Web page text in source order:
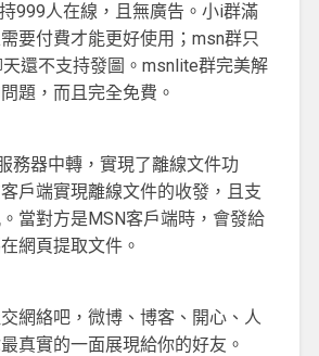
999人在線，且無廣告。小i群滿
要付費才能更好使用；msn群只
還不支持發圖。msnlite群完美解
題，而且完全免費。
務器中轉，實現了離線文件功
戶端實現離線文件的收發，且支
當對方是MSN客戶端時，會發給
網頁提取文件。
網絡吧，微博、博客、開心、人
真實的一面展現給你的好友。